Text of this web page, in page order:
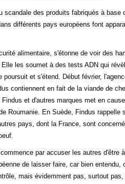
scandale des produits fabriqués à
différents pays européens font
alimentaire, s'étonne de voir des
les soumet à des tests ADN qui
et s'étend. Début février,
contiennent en fait de la viande de
et d'autres marques met en
Roumanie. En Suède, Findus rappelle
pays, dont la France, sont
par accuser les autres d'être
de laisser faire, car bien
mais évidemment pas, surtout